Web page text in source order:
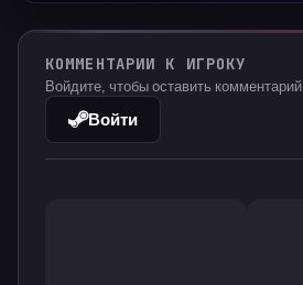
КОММЕНТАРИИ К ИГРОКУ
Войдите, чтобы оставить комментарий
Войти